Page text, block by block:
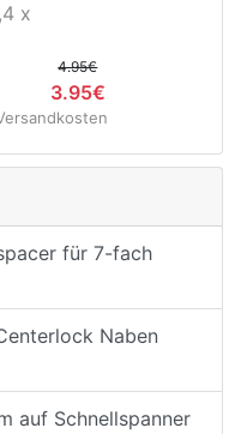
x
4.95€
3.95€
für 7-fach
Naben
auf Schnellspanner